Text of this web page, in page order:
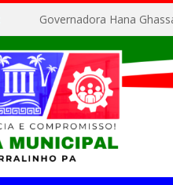
Governadora Hana